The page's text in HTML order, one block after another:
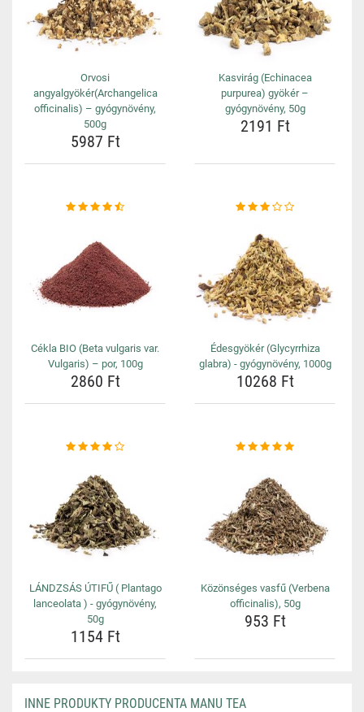
Orvosi
angyalgyökér(Archangelica
officinalis) – gyógynövény,
500g
5987 Ft
Kasvirág (Echinacea
purpurea) gyökér –
gyógynövény, 50g
2191 Ft
Cékla BIO (Beta vulgaris var.
Vulgaris) – por, 100g
2860 Ft
Édesgyökér (Glycyrrhiza
glabra) - gyógynövény, 1000g
10268 Ft
LÁNDZSÁS ÚTIFŰ ( Plantago
lanceolata ) - gyógynövény,
50g
1154 Ft
Közönséges vasfű (Verbena
officinalis), 50g
953 Ft
INNE PRODUKTY PRODUCENTA MANU TEA